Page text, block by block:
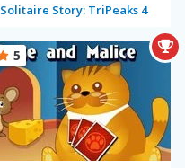
Solitaire Story: TriPeaks 4
5